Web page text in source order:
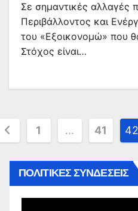
Σε σημαντικές αλλαγές
Περιβάλλοντος και
του «Εξοικονομώ» που
Στόχος είναι…
1 … 41 42
ΠΟΛΙΤΙΚΕΣ ΣΥΝΔΕΣΕΙΣ